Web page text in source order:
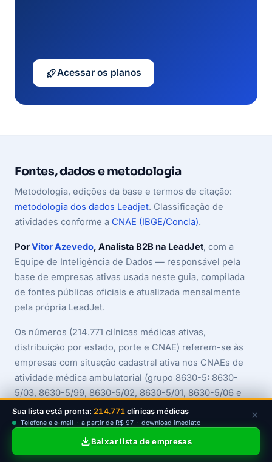
Acessar os planos
Fontes, dados e metodologia
Metodologia, edições da base e termos de citação:
metodologia dos dados Leadjet. Classificação de
atividades conforme a CNAE (IBGE/Concla).
PorVitor Azevedo, Analista B2B na LeadJet, com a
Equipe de Inteligência de Dados — responsável pela
base de empresas ativas usada neste guia, compilada
de fontes públicas oficiais e atualizada mensalmente
pela própria LeadJet.
Os números (214.771 clínicas médicas ativas,
distribuição por estado, porte e CNAE) referem-se às
empresas com situação cadastral ativa nos CNAEs de
atividade médica ambulatorial (grupo 8630-5: 8630-
5/03, 8630-5/99, 8630-5/02, 8630-5/01, 8630-5/06 e
8630-5/07) na base LeadJet, edição de julho de 2026,
excluída a odontologia. As contagens consideram o
CNAE principal do CNPJ. Os dados da amostra são
exemplos ilustrativos e não correspondem a empresas
Sua lista está pronta: 214.771 clínicas médicas
Telefone e e-mail · a partir de R$ 97 · download imediato
Baixar lista de empresas
×